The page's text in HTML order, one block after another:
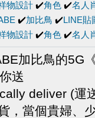
物設計 ✔️角色 ✔️名人
✔️加比鳥 ✔️LINE貼
物設計 ✔️角色 ✔️名人
加比鳥的5G
送
deliver (運
，當個貴婦、